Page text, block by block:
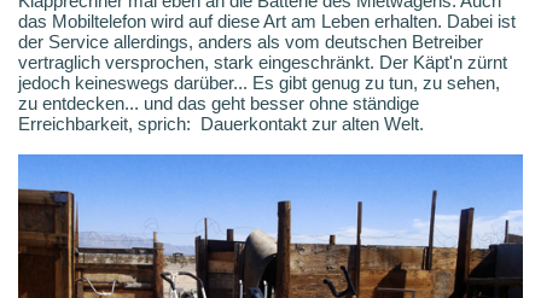
das Mobiltelefon wird auf diese Art am Leben erhalten. Dabei ist
der Service allerdings, anders als vom deutschen Betreiber
vertraglich versprochen, stark eingeschränkt. Der Käpt'n zürnt
jedoch keineswegs darüber... Es gibt genug zu tun, zu sehen,
zu entdecken... und das geht besser ohne ständige
Erreichbarkeit, sprich: Dauerkontakt zur alten Welt.